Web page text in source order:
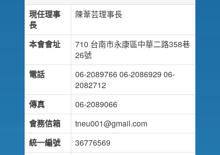
現任理事
長
陳葦芸理事長
本會會址
710 台南市永康區中華二路358巷
26號
電話
06-2089766 06-2086929 06-
2082712
傳真
06-2089066
會務信箱
tneu001@gmail.com
統一編號
36776569